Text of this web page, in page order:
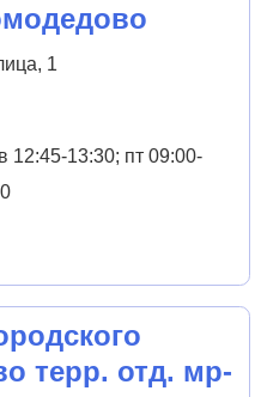
1
12:45-13:30; пт 09:00-
терр. отд. мр-